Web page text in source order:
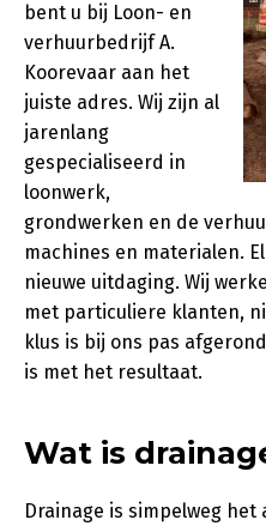
bent u bij Loon- en
verhuurbedrijf A.
Koorevaar aan het
juiste adres. Wij zijn al
jarenlang
gespecialiseerd in
loonwerk,
grondwerken en de
machines en materialen.
nieuwe uitdaging. Wij
met particuliere klanten,
klus is bij ons pas
is met het resultaat.
Wat is
Drainage is simpelweg